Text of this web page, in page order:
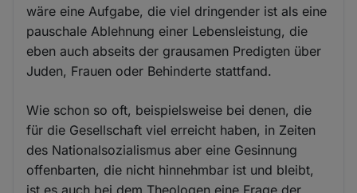
wäre eine Aufgabe, die viel dringender ist als eine
pauschale Ablehnung einer Lebensleistung, die
eben auch abseits der grausamen Predigten über
Juden, Frauen oder Behinderte stattfand.
Wie schon so oft, beispielsweise bei denen, die
für die Gesellschaft viel erreicht haben, in Zeiten
des Nationalsozialismus aber eine Gesinnung
offenbarten, die nicht hinnehmbar ist und bleibt,
ist es auch bei dem Theologen eine Frage der